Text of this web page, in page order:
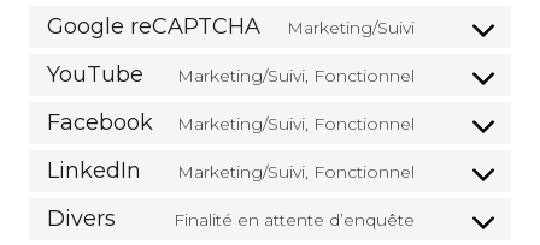
wpforms
wordpress
Google reCAPTCHA Marketing/Suivi
Consent
google-
YouTube Marketing/Suivi, Fonctionnel
Consent
youtube
Facebook Marketing/Suivi, Fonctionnel
Consent
facebook
LinkedIn Marketing/Suivi, Fonctionnel
Consent
Divers Finalité en attente d’enquête
Consent